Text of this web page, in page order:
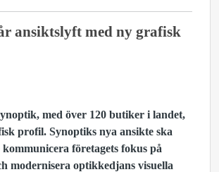
ansiktslyft med ny grafisk
med över 120 butiker i landet,
profil. Synoptiks nya ansikte ska
företagets fokus på
modernisera optikkedjans visuella